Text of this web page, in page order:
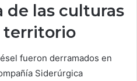
de las culturas
territorio
fueron derramados en
Siderúrgica